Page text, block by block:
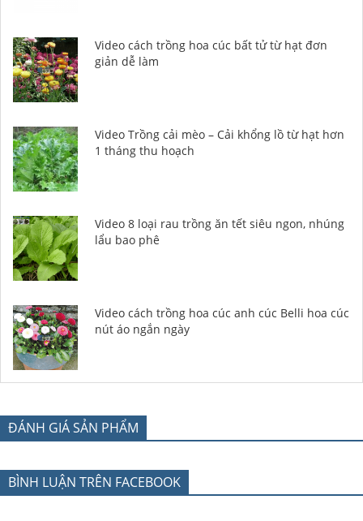
Video cách trồng hoa cúc bất tử từ hạt đơn
giản dễ làm
Video Trồng cải mèo – Cải khổng lồ từ hạt hơn
1 tháng thu hoạch
Video 8 loại rau trồng ăn tết siêu ngon, nhúng
lẩu bao phê
Video cách trồng hoa cúc anh cúc Belli hoa cúc
nút áo ngắn ngày
ĐÁNH GIÁ SẢN PHẨM
BÌNH LUẬN TRÊN FACEBOOK